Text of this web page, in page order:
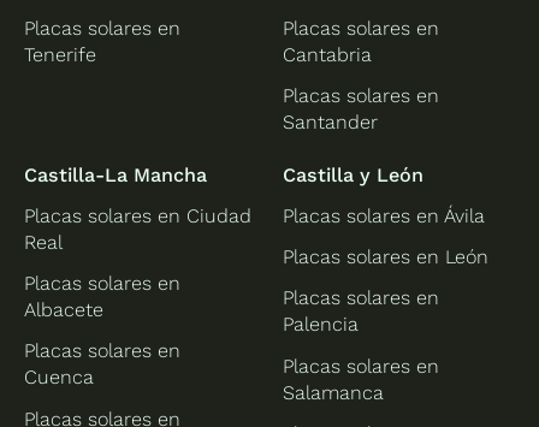
Placas solares en
Tenerife
Placas solares en
Cantabria
Placas solares en
Santander
Castilla-La Mancha
Placas solares en Ciudad
Real
Placas solares en
Albacete
Placas solares en
Cuenca
Placas solares en
Castilla y León
Placas solares en Ávila
Placas solares en León
Placas solares en
Palencia
Placas solares en
Salamanca